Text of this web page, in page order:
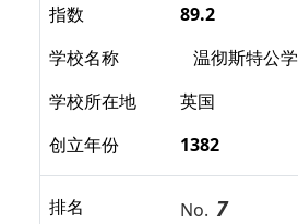
指数
89.2
学校名称
温彻斯特公学
学校所在地
英国
创立年份
1382
排名 No. 7